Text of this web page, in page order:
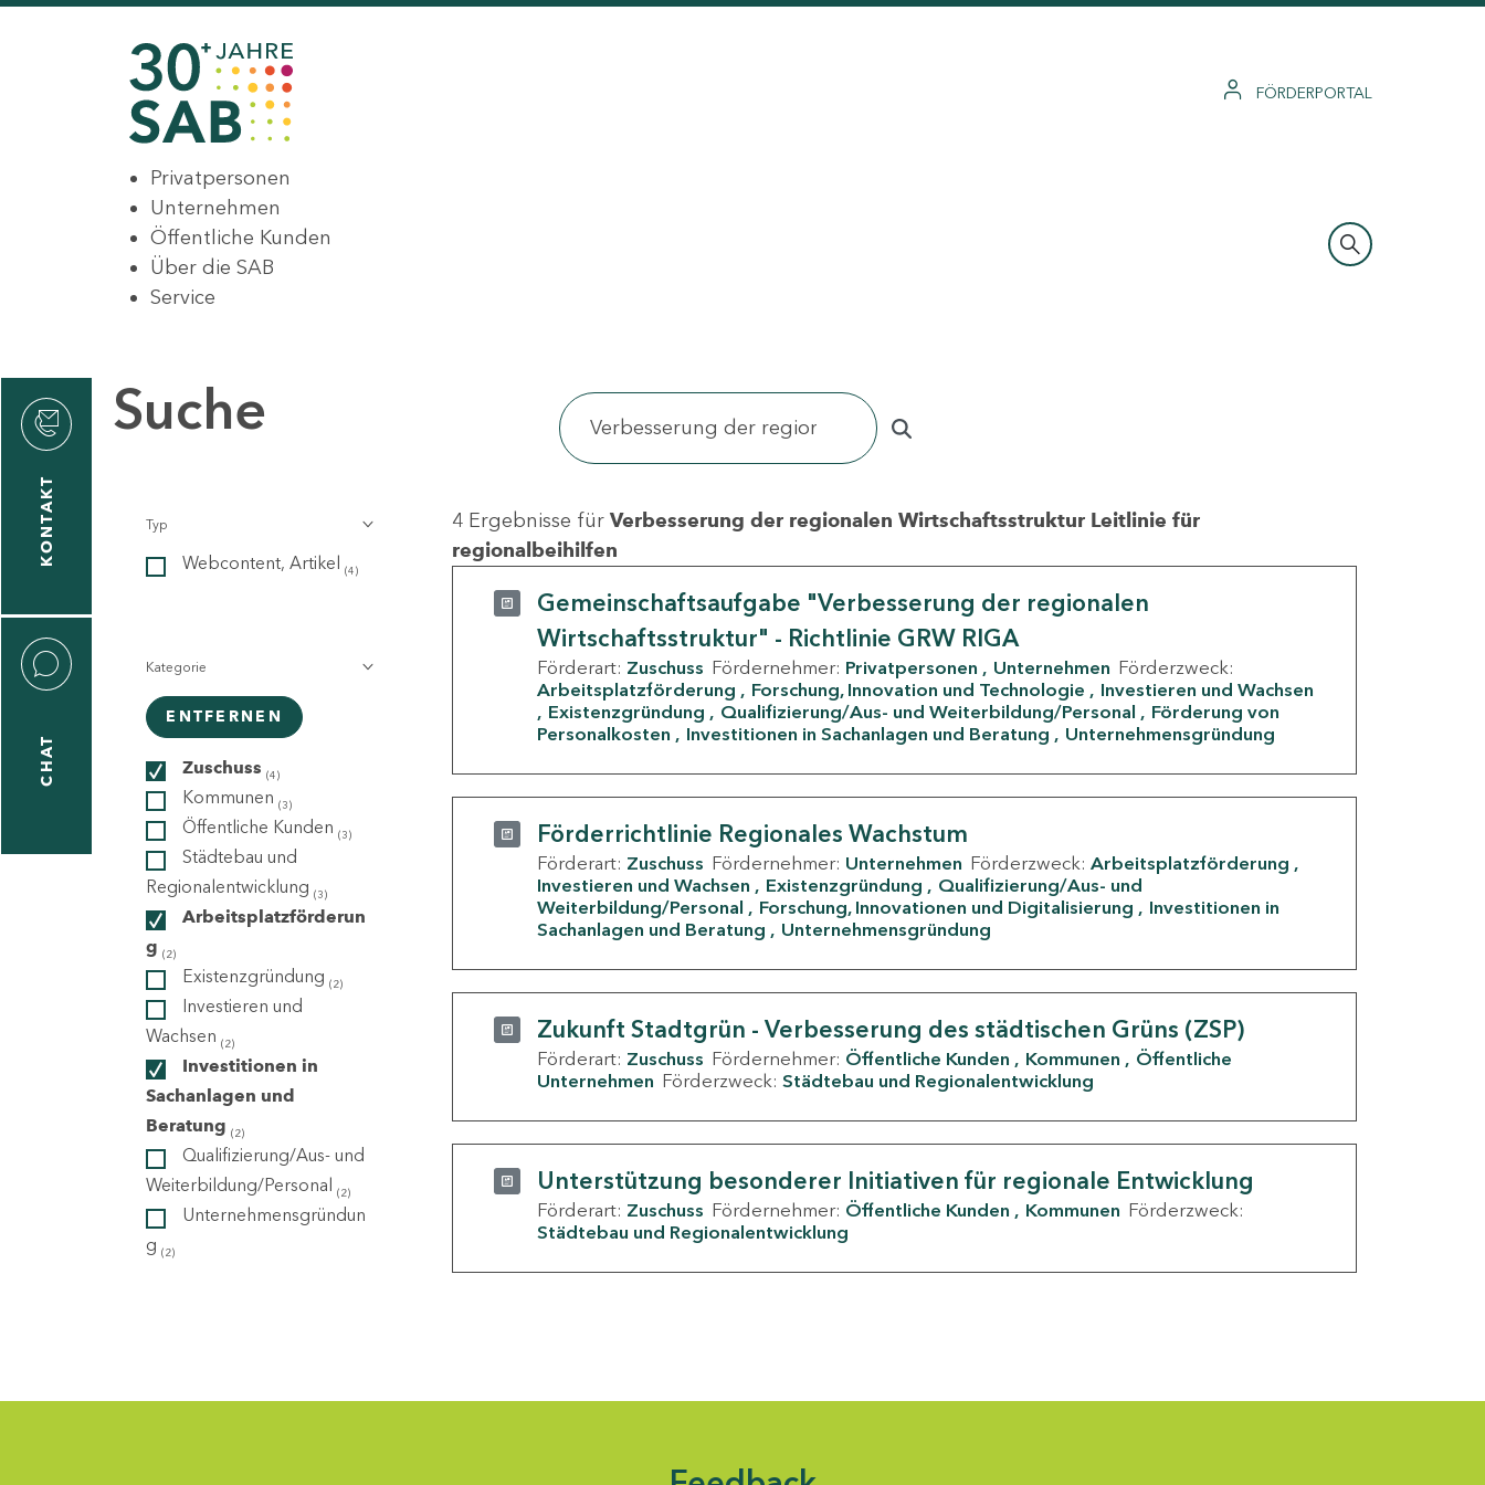
FÖRDERPORTAL
Privatpersonen
Unternehmen
Öffentliche Kunden
Über die SAB
Service
KONTAKT
CHAT
Suche
Typ
Webcontent, Artikel (4)
Kategorie
ENTFERNEN
Zuschuss (4)
Kommunen (3)
Öffentliche Kunden (3)
Städtebau und
Regionalentwicklung (3)
Arbeitsplatzförderun
g (2)
Existenzgründung (2)
Investieren und
Wachsen (2)
Investitionen in
Sachanlagen und
Beratung (2)
Qualifizierung/Aus- und
Weiterbildung/Personal (2)
Unternehmensgründun
g (2)
4 Ergebnisse für Verbesserung der regionalen Wirtschaftsstruktur Leitlinie für
regionalbeihilfen
Gemeinschaftsaufgabe "Verbesserung der regionalen
Wirtschaftsstruktur" - Richtlinie GRW RIGA
Förderart: Zuschuss Fördernehmer: Privatpersonen Unternehmen Förderzweck:
Arbeitsplatzförderung
Forschung, Innovation und Technologie
Investieren und Wachsen
Existenzgründung
Qualifizierung/Aus- und Weiterbildung/Personal
Förderung von
Personalkosten
Investitionen in Sachanlagen und Beratung Unternehmensgründung
Förderrichtlinie Regionales Wachstum
Förderart: Zuschuss Fördernehmer: Unternehmen Förderzweck: Arbeitsplatzförderung
Investieren und Wachsen
Existenzgründung
Qualifizierung/Aus- und
Weiterbildung/Personal
Forschung, Innovationen und Digitalisierung
Investitionen in
Sachanlagen und Beratung
Unternehmensgründung
Zukunft Stadtgrün - Verbesserung des städtischen Grüns (ZSP)
Förderart: Zuschuss Fördernehmer: Öffentliche Kunden Kommunen
Öffentliche
Unternehmen Förderzweck: Städtebau und Regionalentwicklung
Unterstützung besonderer Initiativen für regionale Entwicklung
Förderart: Zuschuss Fördernehmer: Öffentliche Kunden Kommunen Förderzweck:
Städtebau und Regionalentwicklung